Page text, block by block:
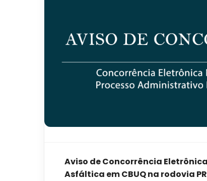
Aviso de Concorrência
Asfáltica em CBUQ na rodovia